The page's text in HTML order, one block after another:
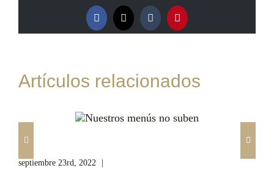
Facebook
X TumblrPinterest
Artículos relacionados
Nuestros menús no suben
septiembre 23rd, 2022